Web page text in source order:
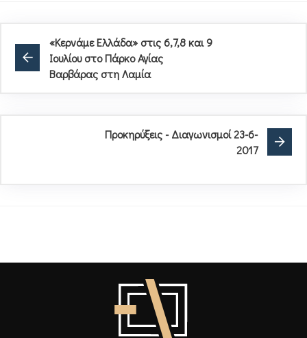
«Κερνάμε Ελλάδα» στις 6,7,8 και 9
Ιουλίου στο Πάρκο Αγίας
Βαρβάρας στη Λαμία
Προκηρύξεις - Διαγωνισμοί 23-6-
2017